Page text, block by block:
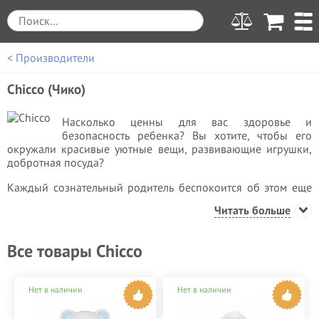
< Производители
Сhicco (Чико)
Насколько ценны для вас здоровье и
безопасность ребенка? Вы хотите, чтобы его
окружали красивые уютные вещи, развивающие игрушки,
добротная посуда?
Каждый сознательный родитель беспокоится об этом еще
утробе матери. Тогда мамы и папы спешат приобрести все
уверенным в их качестве? Эти тревоги по-настоящему
понять могут только те, кто сами прошли через столь
Продукция Chicco разработана как для
собственного малыша
Читать больше
Все товары Chicco
Нет в наличии Нет в наличии